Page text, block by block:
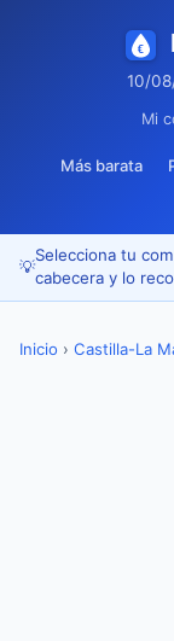
10/
Mi
Más barata
💡
Selecciona tu
cabecera y lo
Inicio › Castilla-La